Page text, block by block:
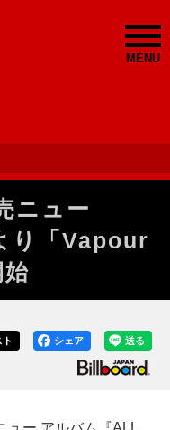
MENU
ニュー
り「Vapour
送る
シェア
ト